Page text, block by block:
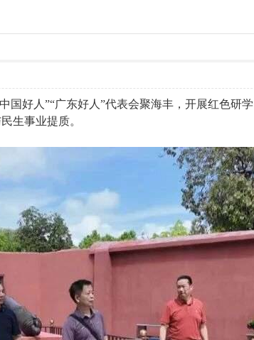
国好人”“广东好人”代表会聚海丰，开展红色研
生事业提质。